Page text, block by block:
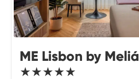
ME Lisbon by Meliá
★★★★★